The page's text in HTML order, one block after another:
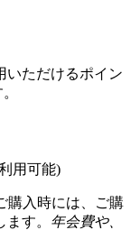
いただけるポイン
用可能)
購入時には、ご購
す。 年会費や、